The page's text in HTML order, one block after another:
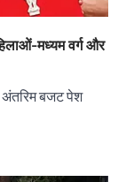
मध्यम वर्ग और
अंतरिम बजट पेश